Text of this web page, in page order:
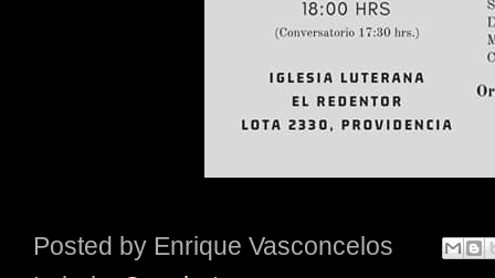
Posted by Enrique Vasconcelos